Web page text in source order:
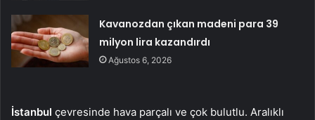
Kavanozdan çıkan madeni para 39
milyon lira kazandırdı
Ağustos 6, 2026
İstanbul çevresinde hava parçalı ve çok bulutlu. Aralıklı